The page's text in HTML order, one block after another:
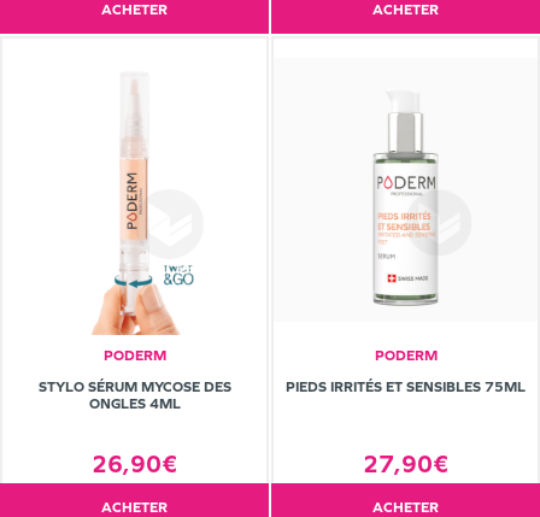
ACHETER ACHETER
PODERM
STYLO SÉRUM MYCOSE DES
ONGLES 4ML
26,90€
ACHETER
PODERM
PIEDS IRRITÉS ET SENSIBLES 75ML
27,90€
ACHETER